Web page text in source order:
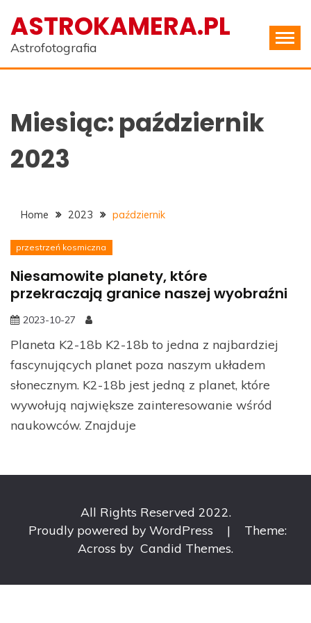
content
ASTROKAMERA.PL
Astrofotografia
Miesiąc: październik
2023
Home 2023 październik
przestrzeń kosmiczna
Niesamowite planety, które
przekraczają granice naszej wyobraźni
2023-10-27
Planeta K2-18b K2-18b to jedna z najbardziej
fascynujących planet poza naszym układem
słonecznym. K2-18b jest jedną z planet, które
wywołują największe zainteresowanie wśród
naukowców. Znajduje
All Rights Reserved 2022.
Proudly powered by WordPress
|
Theme:
Across by Candid Themes.